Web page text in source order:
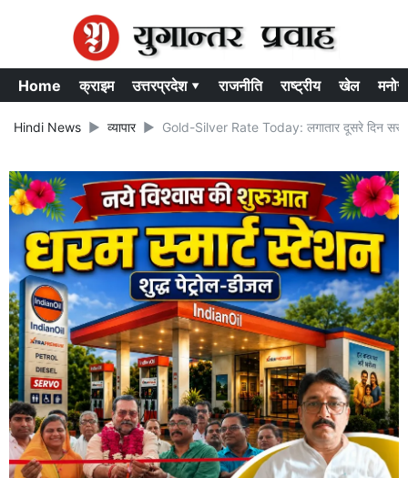
Home क्राइम उत्तरप्रदेश ▾ राजनीति राष्ट्रीय खेल
Hindi News व्यापार Gold-Silver Rate Today: लगातार दूसरे दिन सस्ता